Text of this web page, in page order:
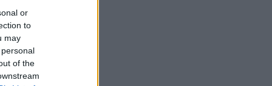
or
to
may
of the